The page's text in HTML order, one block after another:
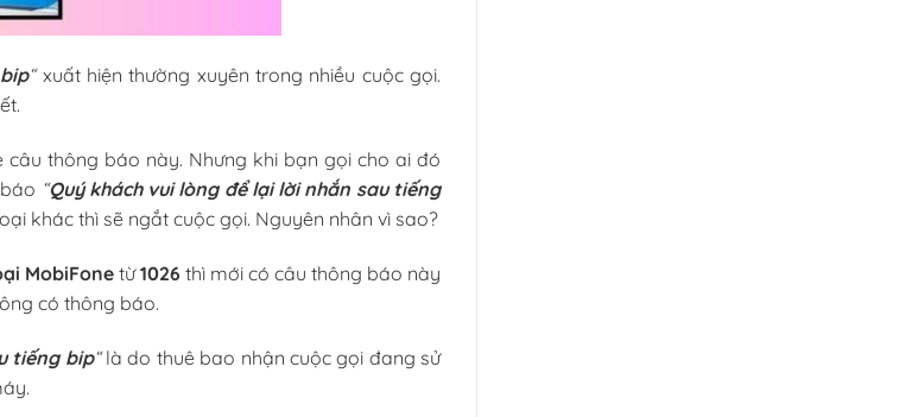
“xuất hiện thường xuyên trong nhiều cuộc gọi.
thông báo này. Nhưng khi bạn gọi cho ai đó
“Quý khách vui lòng để lại lời nhắn sau tiếng
khác thì sẽ ngắt cuộc gọi. Nguyên nhân vì sao?
MobiFonetừ1026 thì mới có câu thông báo này
có thông báo.
tiếng bip“là do thuê bao nhận cuộc gọi đang sử